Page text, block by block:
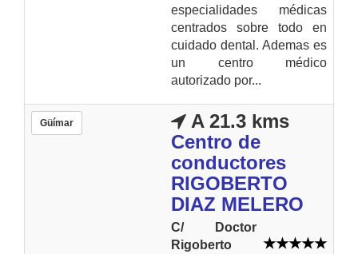
especialidades médicas
centrados sobre todo en
cuidado dental. Ademas es
un centro médico
autorizado por...
Güímar
A 21.3 kms
Centro de
conductores
RIGOBERTO
DIAZ MELERO
C/ Doctor
Rigoberto